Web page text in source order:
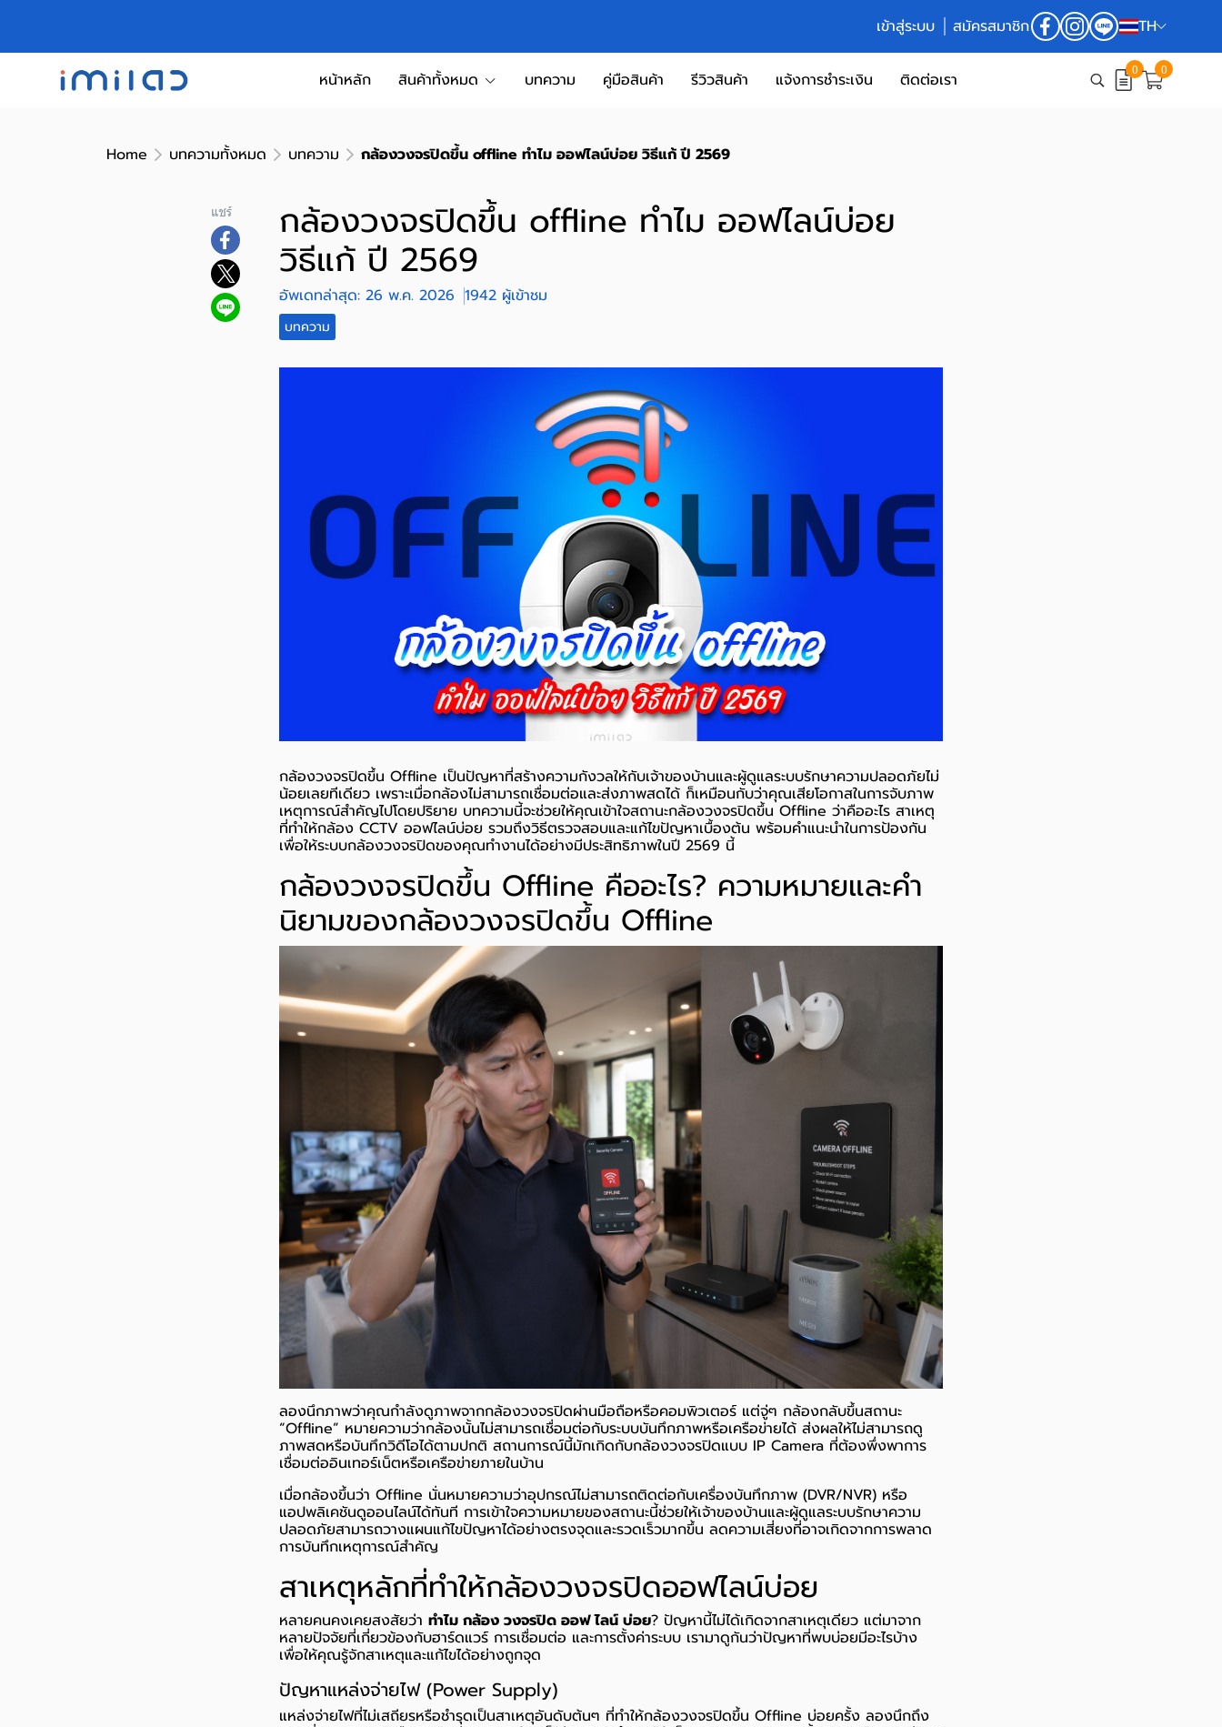
เข้าสู่ระบบ สมัครสมาชิก TH
หน้าหลัก สินค้าทั้งหมด บทความ คู่มือสินค้า รีวิวสินค้า แจ้งการชำระเงิน ติดต่อเรา 0 0
Home บทความทั้งหมด บทความ กล้องวงจรปิดขึ้น offline ทําไม ออฟไลน์บ่อย วิธีแก้ ปี 2569
แชร์ กล้องวงจรปิดขึ้น offline ทําไม ออฟไลน์บ่อย
วิธีแก้ ปี 2569
อัพเดทล่าสุด: 26 พ.ค. 2026 1942 ผู้เข้าชม
บทความ
กล้องวงจรปิดขึ้น Offline เป็นปัญหาที่สร้างความกังวลให้กับเจ้าของบ้านและผู้ดูแลระบบรักษาความปลอดภัยไม่
น้อยเลยทีเดียว เพราะเมื่อกล้องไม่สามารถเชื่อมต่อและส่งภาพสดได้ ก็เหมือนกับว่าคุณเสียโอกาสในการจับภาพ
เหตุการณ์สำคัญไปโดยปริยาย บทความนี้จะช่วยให้คุณเข้าใจสถานะกล้องวงจรปิดขึ้น Offline ว่าคืออะไร สาเหตุ
ที่ทำให้กล้อง CCTV ออฟไลน์บ่อย รวมถึงวิธีตรวจสอบและแก้ไขปัญหาเบื้องต้น พร้อมคำแนะนำในการป้องกัน
เพื่อให้ระบบกล้องวงจรปิดของคุณทำงานได้อย่างมีประสิทธิภาพในปี 2569 นี้
กล้องวงจรปิดขึ้น Offline คืออะไร? ความหมายและคำ
นิยามของกล้องวงจรปิดขึ้น Offline
ลองนึกภาพว่าคุณกำลังดูภาพจากกล้องวงจรปิดผ่านมือถือหรือคอมพิวเตอร์ แต่จู่ๆ กล้องกลับขึ้นสถานะ
“Offline” หมายความว่ากล้องนั้นไม่สามารถเชื่อมต่อกับระบบบันทึกภาพหรือเครือข่ายได้ ส่งผลให้ไม่สามารถดู
ภาพสดหรือบันทึกวิดีโอได้ตามปกติ สถานการณ์นี้มักเกิดกับกล้องวงจรปิดแบบ IP Camera ที่ต้องพึ่งพาการ
เชื่อมต่ออินเทอร์เน็ตหรือเครือข่ายภายในบ้าน
เมื่อกล้องขึ้นว่า Offline นั่นหมายความว่าอุปกรณ์ไม่สามารถติดต่อกับเครื่องบันทึกภาพ (DVR/NVR) หรือ
แอปพลิเคชันดูออนไลน์ได้ทันที การเข้าใจความหมายของสถานะนี้ช่วยให้เจ้าของบ้านและผู้ดูแลระบบรักษาความ
ปลอดภัยสามารถวางแผนแก้ไขปัญหาได้อย่างตรงจุดและรวดเร็วมากขึ้น ลดความเสี่ยงที่อาจเกิดจากการพลาด
การบันทึกเหตุการณ์สำคัญ
สาเหตุหลักที่ทำให้กล้องวงจรปิดออฟไลน์บ่อย
หลายคนคงเคยสงสัยว่า ทําไม กล้อง วงจรปิด ออฟ ไลน์ บ่อย? ปัญหานี้ไม่ได้เกิดจากสาเหตุเดียว แต่มาจาก
หลายปัจจัยที่เกี่ยวข้องกับฮาร์ดแวร์ การเชื่อมต่อ และการตั้งค่าระบบ เรามาดูกันว่าปัญหาที่พบบ่อยมีอะไรบ้าง
เพื่อให้คุณรู้จักสาเหตุและแก้ไขได้อย่างถูกจุด
ปัญหาแหล่งจ่ายไฟ (Power Supply)
แหล่งจ่ายไฟที่ไม่เสถียรหรือชำรุดเป็นสาเหตุอันดับต้นๆ ที่ทำให้กล้องวงจรปิดขึ้น Offline บ่อยครั้ง ลองนึกถึง